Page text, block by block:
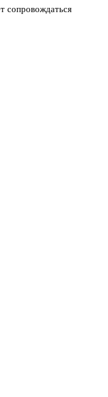
сопровождаться